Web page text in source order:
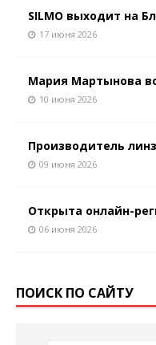
SILMO выходит на
17 июня 2026
Мария Мартынова
10 июня 2026
Производитель
09 июня 2026
Открыта онлайн-
06 июня 2026
ПОИСК ПО САЙТУ